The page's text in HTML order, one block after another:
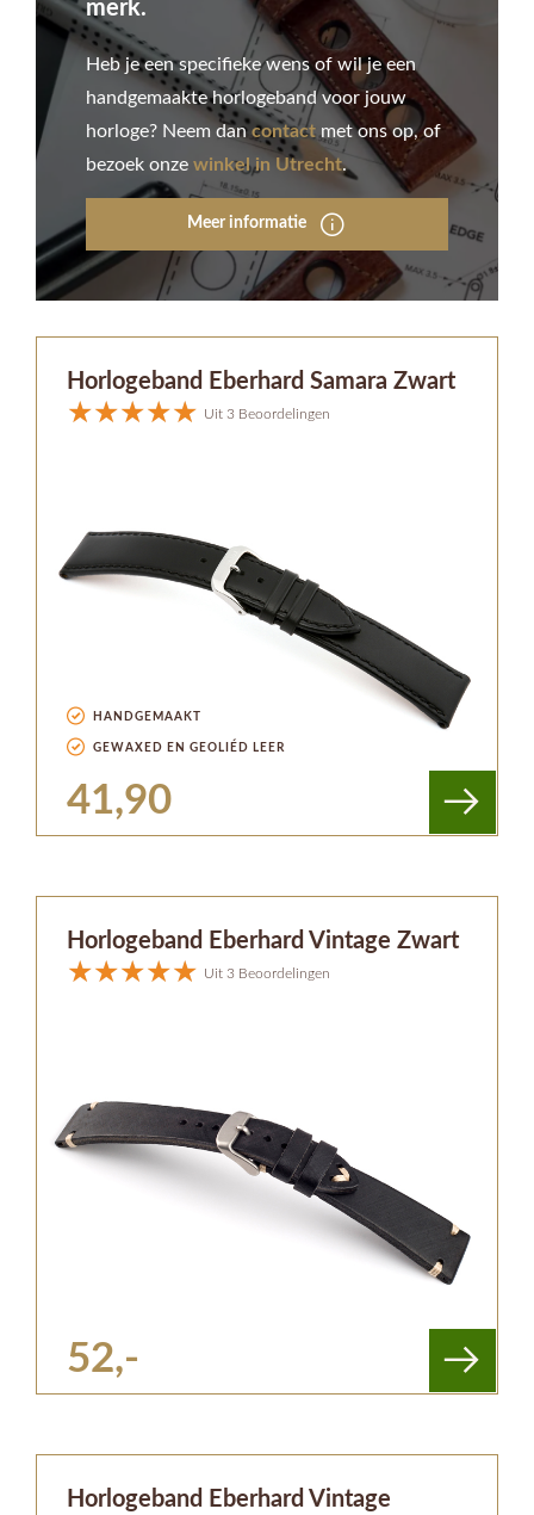
merk.
Heb je een specifieke wens of wil je een
handgemaakte horlogeband voor jouw
horloge? Neem dan contact met ons op, of
bezoek onze winkel in Utrecht.
Meer informatie
Horlogeband Eberhard Samara Zwart
Uit 3 Beoordelingen
HANDGEMAAKT
GEWAXED EN GEOLIÉD LEER
41,90
Horlogeband Eberhard Vintage Zwart
Uit 3 Beoordelingen
52,-
Horlogeband Eberhard Vintage